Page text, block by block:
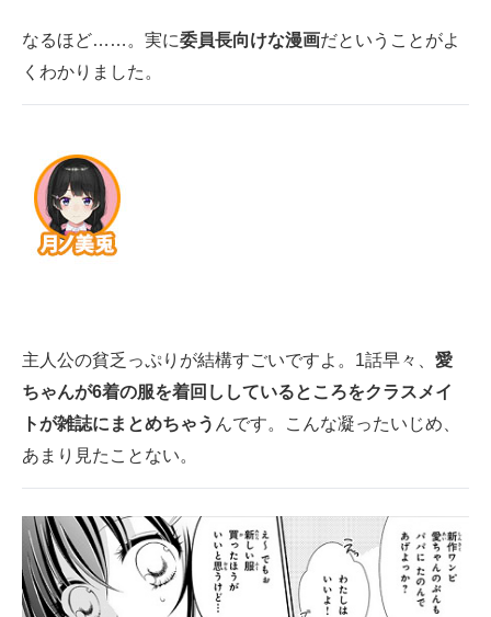
なるほど……。実に委員長向けな漫画だということがよ
くわかりました。
主人公の貧乏っぷりが結構すごいですよ。1話早々、 愛
ちゃんが6着の服を着回ししているところをクラスメイ
トが雑誌にまとめちゃう んです。こんな凝ったいじめ、
あまり見たことない。